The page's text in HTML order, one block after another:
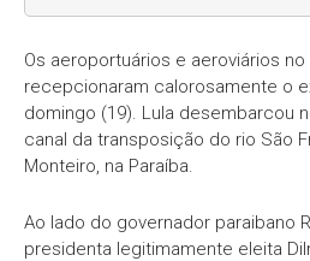
Os aeroportuários e aeroviários
recepcionaram calorosamente o
domingo (19). Lula desembarcou
canal da transposição do rio São
Monteiro, na Paraíba.
Ao lado do governador paraibano
presidenta legitimamente eleita